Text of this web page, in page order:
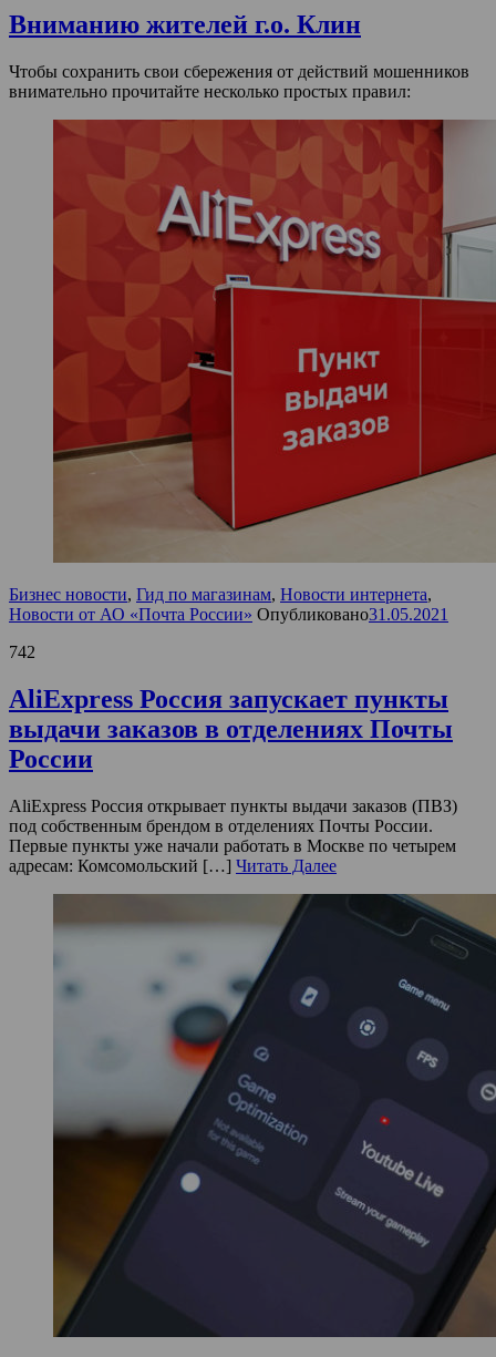
Вниманию жителей г.о. Клин
Чтобы сохранить свои сбережения от действий мошенников
внимательно прочитайте несколько простых правил:
Бизнес новости, Гид по магазинам, Новости интернета,
Новости от АО «Почта России» Опубликовано31.05.2021
742
AliExpress Россия запускает пункты
выдачи заказов в отделениях Почты
России
AliExpress Россия открывает пункты выдачи заказов (ПВЗ)
под собственным брендом в отделениях Почты России.
Первые пункты уже начали работать в Москве по четырем
адресам: Комсомольский […] Читать Далее